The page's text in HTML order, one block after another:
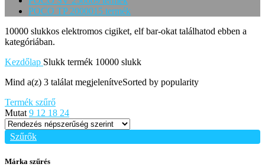
POCO TP 2000015 termék
10000 slukkos elektromos cigiket, elf bar-okat találhatod ebben a
kategóriában.
Kezdőlap Slukk termék 10000 slukk
Mind a(z) 3 találat megjelenítveSorted by popularity
Termék szűrő
Mutat 9 12 18 24
Szűrők
Márka szűrés